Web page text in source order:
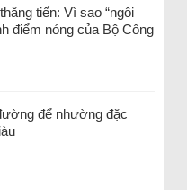
tiến: Vì sao “ngôi
điểm nóng của Bộ Công
để nhường đặc